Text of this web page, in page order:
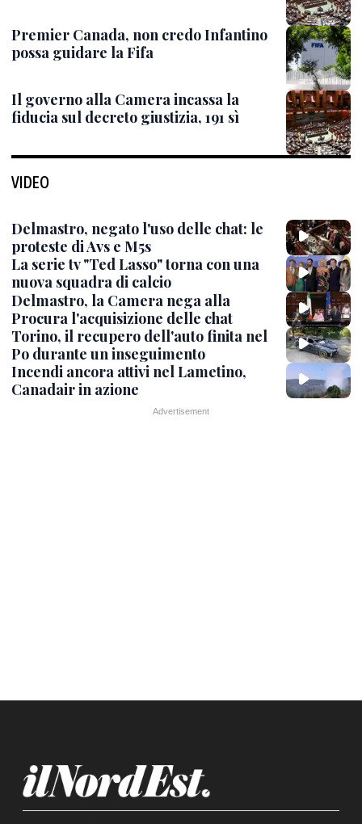
Premier Canada, non credo Infantino
possa guidare la Fifa
Il governo alla Camera incassa la
fiducia sul decreto giustizia, 191 sì
VIDEO
Delmastro, negato l'uso delle chat: le
proteste di Avs e M5s
La serie tv "Ted Lasso" torna con una
nuova squadra di calcio
Delmastro, la Camera nega alla
Procura l'acquisizione delle chat
Torino, il recupero dell'auto finita nel
Po durante un inseguimento
Incendi ancora attivi nel Lametino,
Canadair in azione